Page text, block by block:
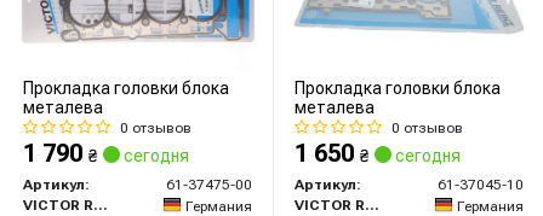
Прокладка головки блока
металева
0 отзывов
1 790 ₴ сегодня
Артикул:
61-37475-00
VICTOR REINZ
Германия
Прокладка головки блока
металева
0 отзывов
1 650 ₴ сегодня
Артикул:
61-37045-10
VICTOR REINZ
Германия